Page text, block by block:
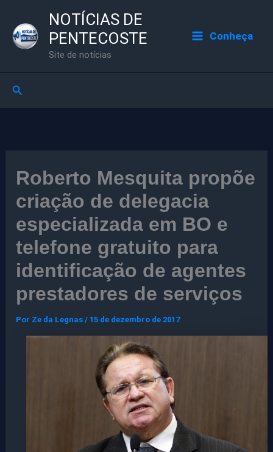
para
NOTÍCIAS DE
PENTECOSTE
Site de notícias
Conheça
Pesquisar
Roberto Mesquita propõe
criação de delegacia
especializada em BO e
telefone gratuito para
identificação de agentes
prestadores de serviços
Por Ze da Legnas/ 15 de dezembro de 2017